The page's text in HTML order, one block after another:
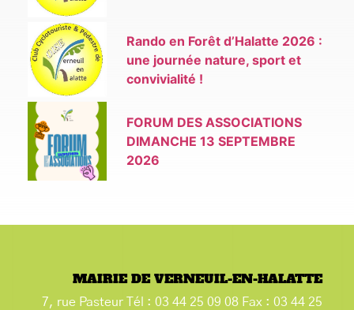
Rando en Forêt d’Halatte 2026 :
une journée nature, sport et
convivialité !
FORUM DES ASSOCIATIONS
DIMANCHE 13 SEPTEMBRE
2026
MAIRIE DE VERNEUIL-EN-HALATTE
7, rue Pasteur Tél : 03 44 25 09 08 Fax : 03 44 25